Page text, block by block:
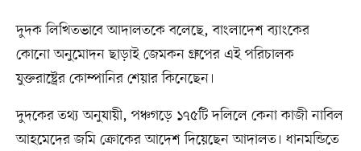
দুদক লিখিতভাবে আদালতকে বলেছে, বাংলাদেশ ব্যাংকের
কোনো অনুমোদন ছাড়াই জেমকন গ্রুপের এই পরিচালক
যুক্তরাষ্ট্রের কোম্পানির শেয়ার কিনেছেন।
দুদকের তথ্য অনুযায়ী, পঞ্চগড়ে ১৭৫টি দলিলে কেনা কাজী নাবিল
আহমেদের জমি ক্রোকের আদেশ দিয়েছেন আদালত। ধানমন্ডিতে